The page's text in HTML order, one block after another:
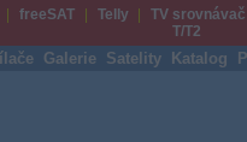
freeSAT Telly
TV srovnávač
T/T2
Galerie Satelity Katalog